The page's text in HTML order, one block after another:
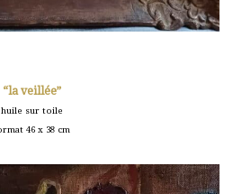
“la veillée”
huile sur toile
46 x 38 cm